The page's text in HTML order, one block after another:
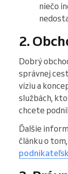
niečo
2.
Dobrý
správnej
víziu a
službách,
chcete
Ďalšie
článku o tom,